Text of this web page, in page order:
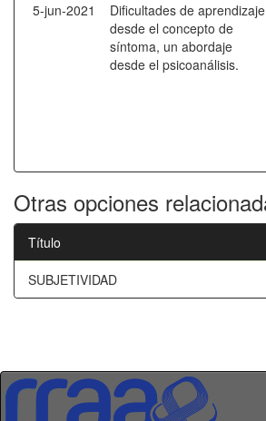
5-jun-2021
Dificultades de aprendizaje
desde el concepto de
síntoma, un abordaje
desde el psicoanálisis.
Otras opciones
Título
SUBJETIVIDAD